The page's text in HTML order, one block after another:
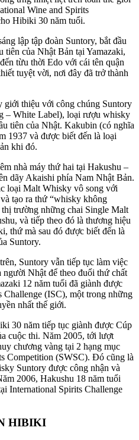
Wine and Spirits
Hibiki 30 năm tuổi.
lập tập đoàn Suntory, bắt đầu
tiên của Nhật Bản tại Yamazaki,
từu thời Edo với cái tên quận
tuyệt vời, nơi đây đã trở thành
giới thiệu với công chúng Suntory
– White Label), loại rượu whisky
tiên của Nhật. Kakubin (có nghĩa
1937 và được biết đến là loại
khi đó.
nhà máy thứ hai tại Hakushu –
dãy Akaishi phía Nam Nhật Bản.
loại Malt Whisky vô song với
tạo ra thứ “whisky không
trường những chai Single Malt
và tiếp theo đó là thương hiệu
thứ mà sau đó được biết đến là
Suntory.
Suntory vẫn tiếp tục làm việc
Nhật để theo đuổi thứ chất
12 năm tuổi đã giành được
(ISC), một trong những
nhất thế giới.
30 năm tiếp tục giành được Cúp
cuộc thi. Năm 2005, tới lượt
chương vàng tại 2 hạng mục
Competition (SWSC). Đó cũng là
Suntory được công nhận và
2006, Hakushu 18 năm tuổi
International Spirits Challenge
HIBIKI